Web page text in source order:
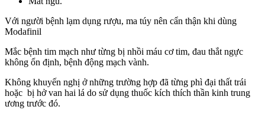
Với người bệnh lạm dụng rượu, ma túy nên cẩn thận khi dùng
Modafinil
Mắc bệnh tim mạch như từng bị nhồi máu cơ tim, đau thắt ngực
không ổn định, bệnh động mạch vành.
Không khuyến nghị ở những trường hợp đã từng phì đại thất trái
hoặc bị hở van hai lá do sử dụng thuốc kích thích thần kinh trung
ương trước đó.